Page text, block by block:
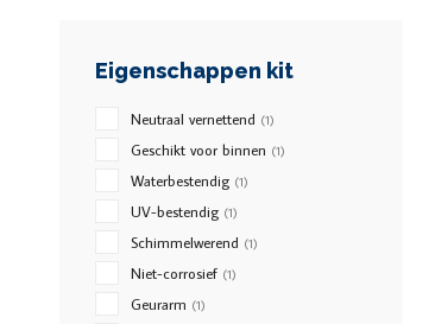
Eigenschappen kit
Neutraal vernettend (1)
Geschikt voor binnen (1)
Waterbestendig (1)
UV-bestendig (1)
Schimmelwerend (1)
Niet-corrosief (1)
Geurarm (1)